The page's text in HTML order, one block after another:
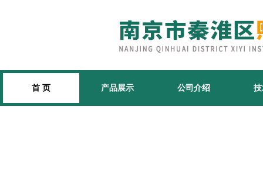
首 页 产品展示 公司介绍